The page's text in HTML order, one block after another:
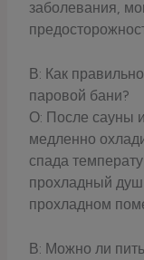
заболевания,
В: Как
паровой бани?
О: После сауны
медленно
спада
прохладный душ
прохладном
В: Можно ли